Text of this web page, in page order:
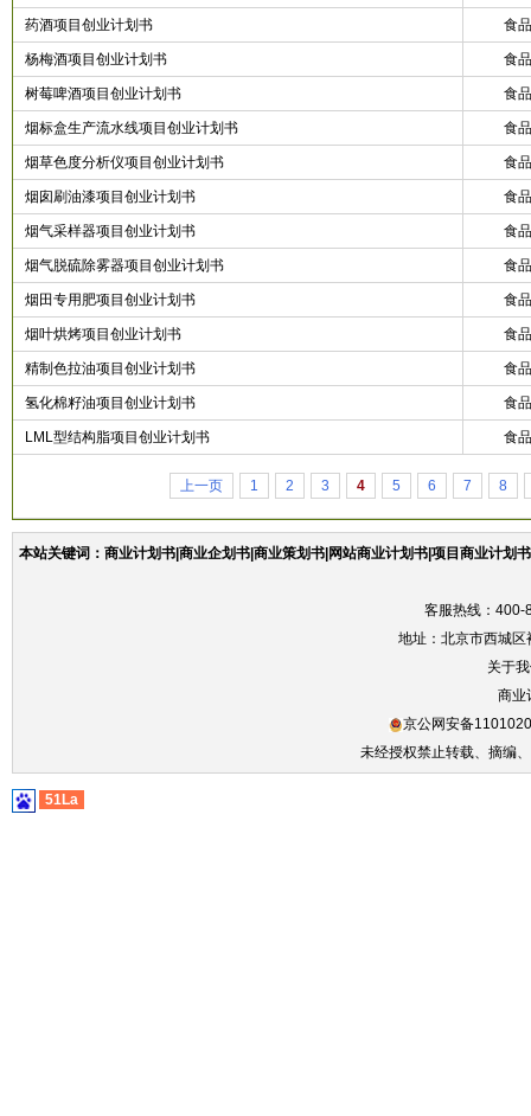
药酒项目创业计划书 食
杨梅酒项目创业计划书 食
树莓啤酒项目创业计划书 食
烟标盒生产流水线项目创业计划书 食
烟草色度分析仪项目创业计划书 食
烟囱刷油漆项目创业计划书 食
烟气采样器项目创业计划书 食
烟气脱硫除雾器项目创业计划书 食
烟田专用肥项目创业计划书 食
烟叶烘烤项目创业计划书 食
精制色拉油项目创业计划书 食
氢化棉籽油项目创业计划书 食
LML型结构脂项目创业计划书 食
上一页 1 2 3 4 5 6 7 8
本站关键词：商业计划书|商业企划书|商业策划书|网站商业计划书|项目商业计
客服热线：
地址：北京市西城
关于
商业
京公网安备
未经授权禁止转载、摘编
51La